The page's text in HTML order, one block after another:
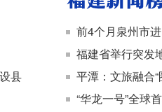
县
前4个月泉州市
福建省举行突发
平潭：文旅融合
“华龙一号”全球